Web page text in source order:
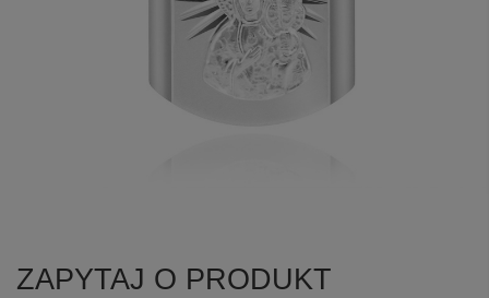
ZAPYTAJ O PRODUKT